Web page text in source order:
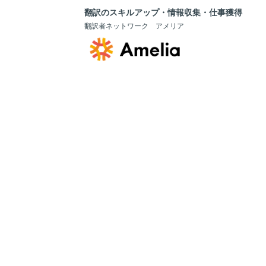
翻訳のスキルアップ・情報収集・仕事獲得
翻訳者ネットワーク アメリア